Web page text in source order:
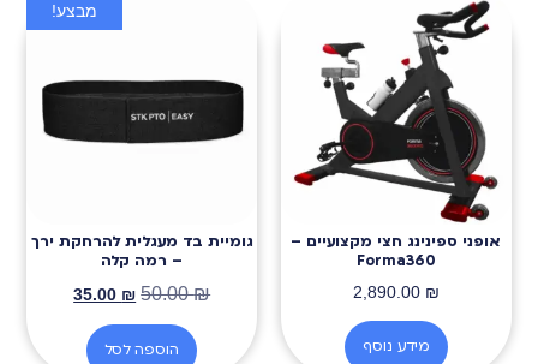
אופני ספינינג חצי מקצועיים –
Forma360
2,890.00 ₪
מידע נוסף
מבצע!
גומיית בד מעגלית להרחקת ירך
– רמה קלה
50.00₪
35.00 ₪
הוספה לסל